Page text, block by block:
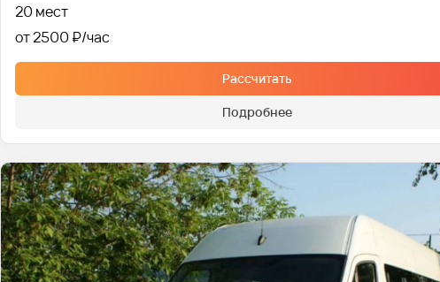
20 мест
от 2500 ₽
Рассчитать
Подробнее